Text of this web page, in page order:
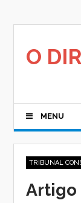
O
MENU
TRIBUNAL
Artigo